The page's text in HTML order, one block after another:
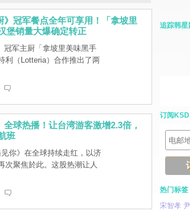
》冠军餐点全年可享用！「拿坡里
堡销量大爆确定转正
冠军主厨「拿坡里美味黑手
利（Lotteria）合作推出了两
球热播！让台湾游客激增2.3倍，
班
你》在全球持续走红，以济
次聚焦於此。这股热潮让人
追踪韩星
订阅KSD
热门标签
宋智孝